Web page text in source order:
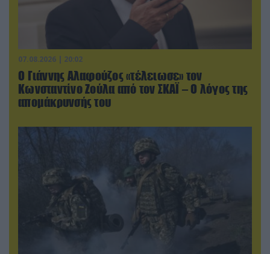
07.08.2026 | 20:02
Ο Γιάννης Αλαφούζος «τέλειωσε» τον
Κωνσταντίνο Ζούλα από τον ΣΚΑΪ – Ο λόγος της
απομάκρυνσής του